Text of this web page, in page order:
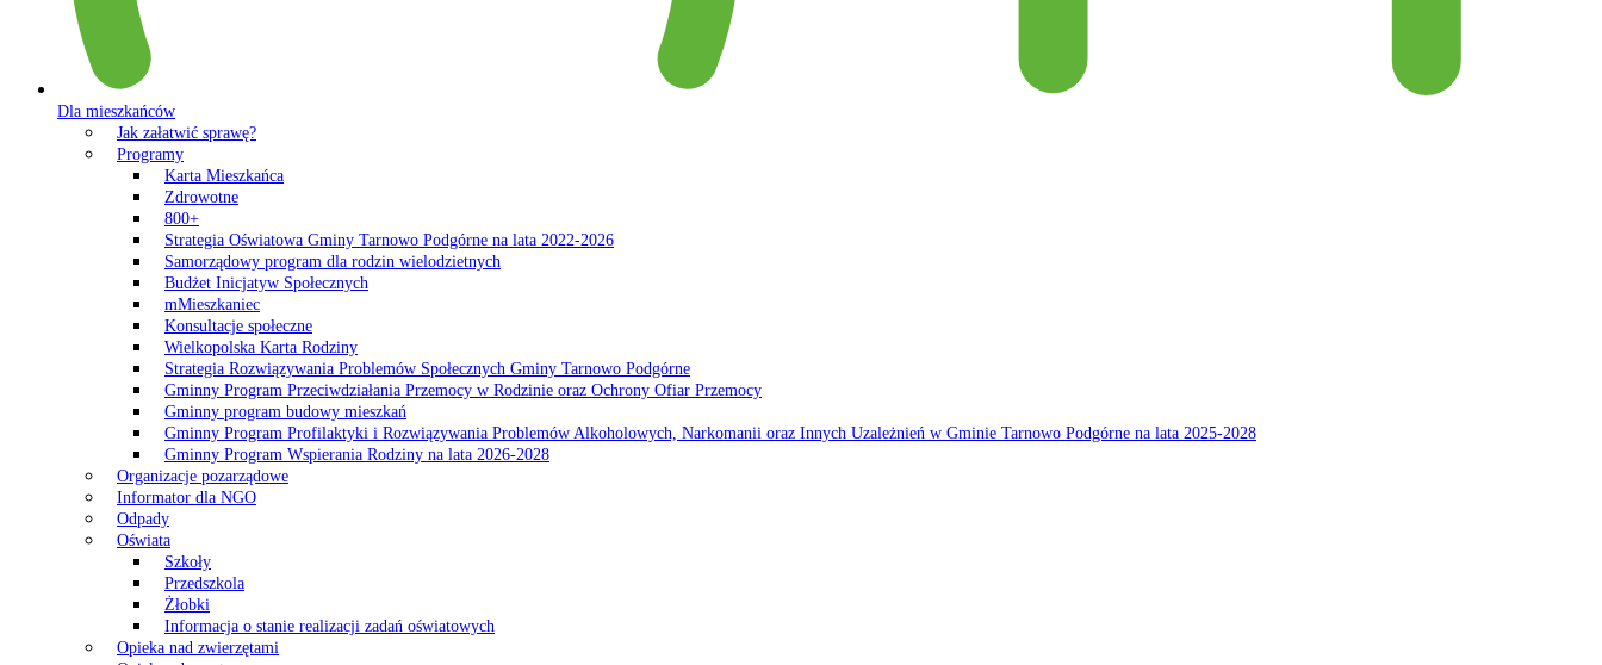
Dla mieszkańców
Jak załatwić sprawę?
Programy
Karta Mieszkańca
Zdrowotne
800+
Strategia Oświatowa Gminy Tarnowo Podgórne na lata 2022-2026
Samorządowy program dla rodzin wielodzietnych
Budżet Inicjatyw Społecznych
mMieszkaniec
Konsultacje społeczne
Wielkopolska Karta Rodziny
Strategia Rozwiązywania Problemów Społecznych Gminy Tarnowo Podgórne
Gminny Program Przeciwdziałania Przemocy w Rodzinie oraz Ochrony Ofiar Przemocy
Gminny program budowy mieszkań
Gminny Program Profilaktyki i Rozwiązywania Problemów Alkoholowych, Narkomanii oraz Innych Uzależnień w Gminie Tarnowo Podgórne na lata 2025-2028
Gminny Program Wspierania Rodziny na lata 2026-2028
Organizacje pozarządowe
Informator dla NGO
Odpady
Oświata
Szkoły
Przedszkola
Żłobki
Informacja o stanie realizacji zadań oświatowych
Opieka nad zwierzętami